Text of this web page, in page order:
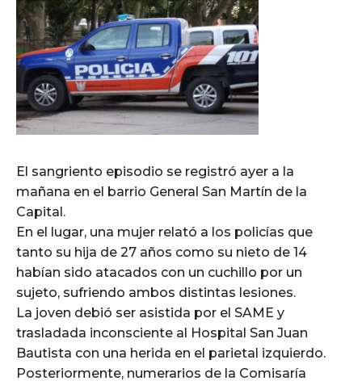
El sangriento episodio se registró ayer a la
mañana en el barrio General San Martín de la
Capital.
En el lugar, una mujer relató a los policías que
tanto su hija de 27 años como su nieto de 14
habían sido atacados con un cuchillo por un
sujeto, sufriendo ambos distintas lesiones.
La joven debió ser asistida por el SAME y
trasladada inconsciente al Hospital San Juan
Bautista con una herida en el parietal izquierdo.
Posteriormente, numerarios de la Comisaría